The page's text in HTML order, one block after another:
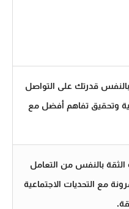
بالنفس قدرتك على التواصل
وتحقيق تفاهم أفضل مع
بالنفس من التعامل
مع التحديات الاجتماعية